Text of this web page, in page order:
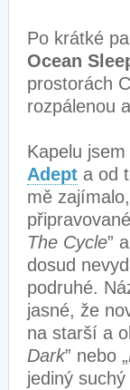
Po krátké
Ocean
prostorách
rozpálenou
Kapelu
Adept a od
mě
The Cycle”
dosud
podruhé.
jasné, že
na starší a
Dark” nebo „
jediný